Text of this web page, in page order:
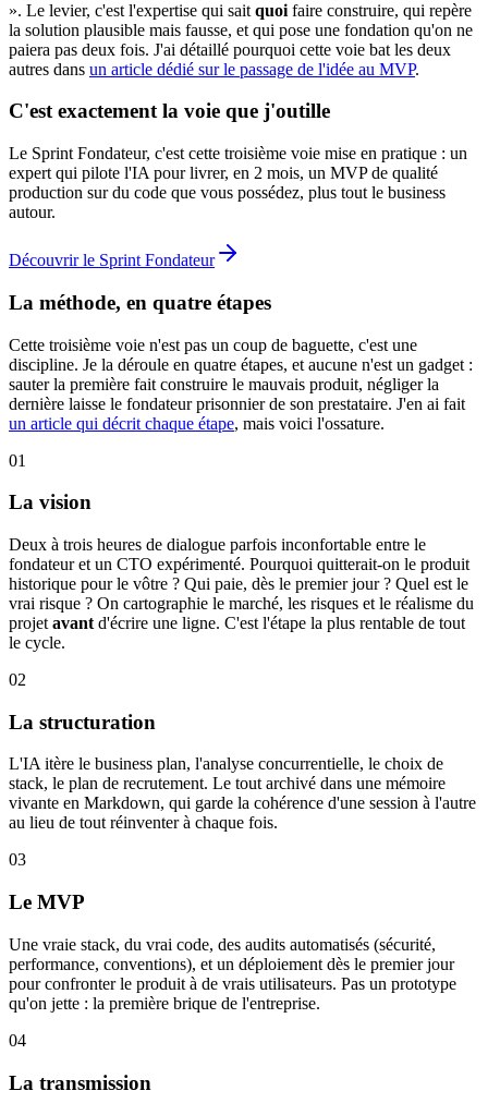
». Le levier, c'est l'expertise qui sait quoi faire construire, qui repère
la solution plausible mais fausse, et qui pose une fondation qu'on ne
paiera pas deux fois. J'ai détaillé pourquoi cette voie bat les deux
autres dans un article dédié sur le passage de l'idée au MVP.
C'est exactement la voie que j'outille
Le Sprint Fondateur, c'est cette troisième voie mise en pratique : un
expert qui pilote l'IA pour livrer, en 2 mois, un MVP de qualité
production sur du code que vous possédez, plus tout le business
autour.
Découvrir le Sprint Fondateur
La méthode, en quatre étapes
Cette troisième voie n'est pas un coup de baguette, c'est une
discipline. Je la déroule en quatre étapes, et aucune n'est un gadget :
sauter la première fait construire le mauvais produit, négliger la
dernière laisse le fondateur prisonnier de son prestataire. J'en ai fait
un article qui décrit chaque étape, mais voici l'ossature.
01
La vision
Deux à trois heures de dialogue parfois inconfortable entre le
fondateur et un CTO expérimenté. Pourquoi quitterait-on le produit
historique pour le vôtre ? Qui paie, dès le premier jour ? Quel est le
vrai risque ? On cartographie le marché, les risques et le réalisme du
projet avant d'écrire une ligne. C'est l'étape la plus rentable de tout
le cycle.
02
La structuration
L'IA itère le business plan, l'analyse concurrentielle, le choix de
stack, le plan de recrutement. Le tout archivé dans une mémoire
vivante en Markdown, qui garde la cohérence d'une session à l'autre
au lieu de tout réinventer à chaque fois.
03
Le MVP
Une vraie stack, du vrai code, des audits automatisés (sécurité,
performance, conventions), et un déploiement dès le premier jour
pour confronter le produit à de vrais utilisateurs. Pas un prototype
qu'on jette : la première brique de l'entreprise.
04
La transmission